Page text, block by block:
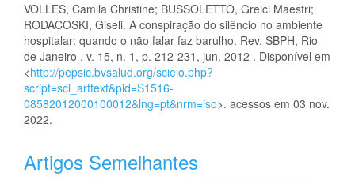
VOLLES, Camila Christine; BUSSOLETTO, Greici Maestri;
RODACOSKI, Giseli. A conspiração do silêncio no ambiente
hospitalar: quando o não falar faz barulho. Rev. SBPH, Rio
de Janeiro , v. 15, n. 1, p. 212-231, jun. 2012 . Disponível em
<http://pepsic.bvsalud.org/scielo.php?
script=sci_arttext&pid=S1516-
08582012000100012&lng=pt&nrm=iso>. acessos em 03 nov.
2022.
Artigos Semelhantes